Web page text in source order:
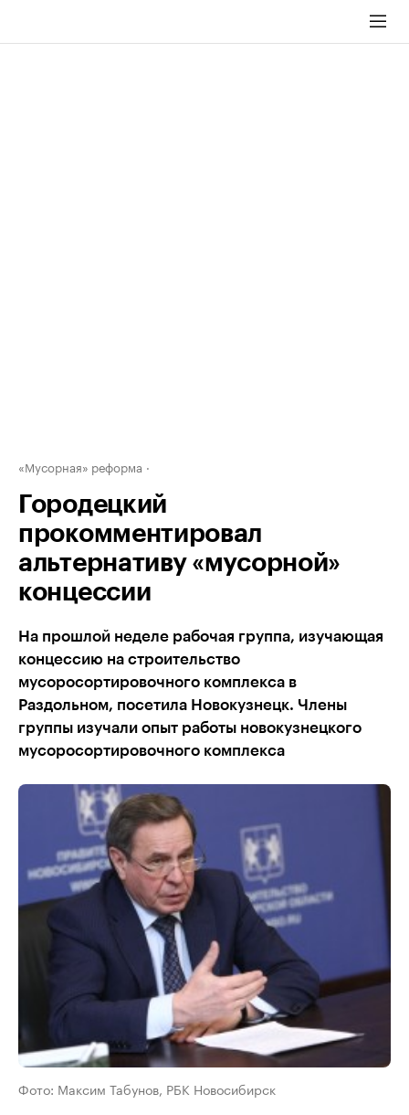
«Мусорная» реформа
Городецкий
прокомментировал
альтернативу «мусорной»
концессии
На прошлой неделе рабочая группа, изучающая
концессию на строительство
мусоросортировочного комплекса в
Раздольном, посетила Новокузнецк. Члены
группы изучали опыт работы новокузнецкого
мусоросортировочного комплекса
Фото: Максим Табунов, РБК Новосибирск